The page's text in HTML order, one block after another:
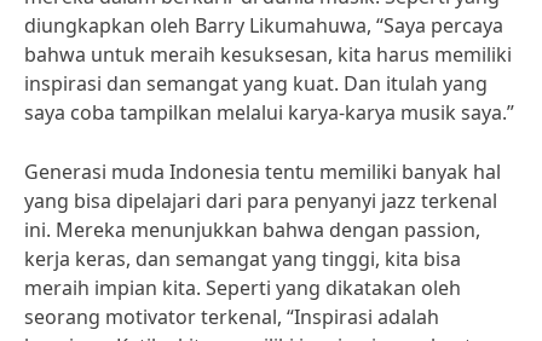
diungkapkan oleh Barry Likumahuwa, “Saya percaya
bahwa untuk meraih kesuksesan, kita harus memiliki
inspirasi dan semangat yang kuat. Dan itulah yang
saya coba tampilkan melalui karya-karya musik saya.”
Generasi muda Indonesia tentu memiliki banyak hal
yang bisa dipelajari dari para penyanyi jazz terkenal
ini. Mereka menunjukkan bahwa dengan passion,
kerja keras, dan semangat yang tinggi, kita bisa
meraih impian kita. Seperti yang dikatakan oleh
seorang motivator terkenal, “Inspirasi adalah